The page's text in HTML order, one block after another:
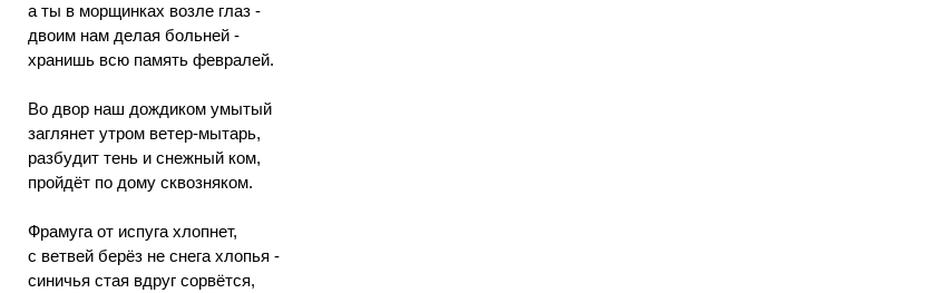
а ты в морщинках возле глаз -
двоим нам делая больней -
хранишь всю память февралей.
Во двор наш дождиком умытый
заглянет утром ветер-мытарь,
разбудит тень и снежный ком,
пройдёт по дому сквозняком.
Фрамуга от испуга хлопнет,
с ветвей берёз не снега хлопья -
синичья стая вдруг сорвётся,